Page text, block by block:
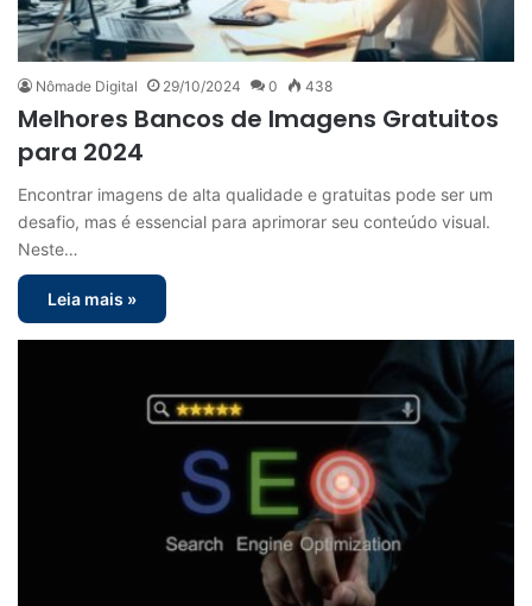
Nômade Digital 29/10/2024 0 438
Melhores Bancos de Imagens Gratuitos
para 2024
Encontrar imagens de alta qualidade e gratuitas pode ser um
desafio, mas é essencial para aprimorar seu conteúdo visual.
Neste…
Leia mais »